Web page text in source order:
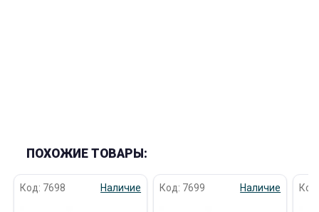
ПОХОЖИЕ ТОВАРЫ:
Код: 7698 Наличие Код: 7699 Наличие